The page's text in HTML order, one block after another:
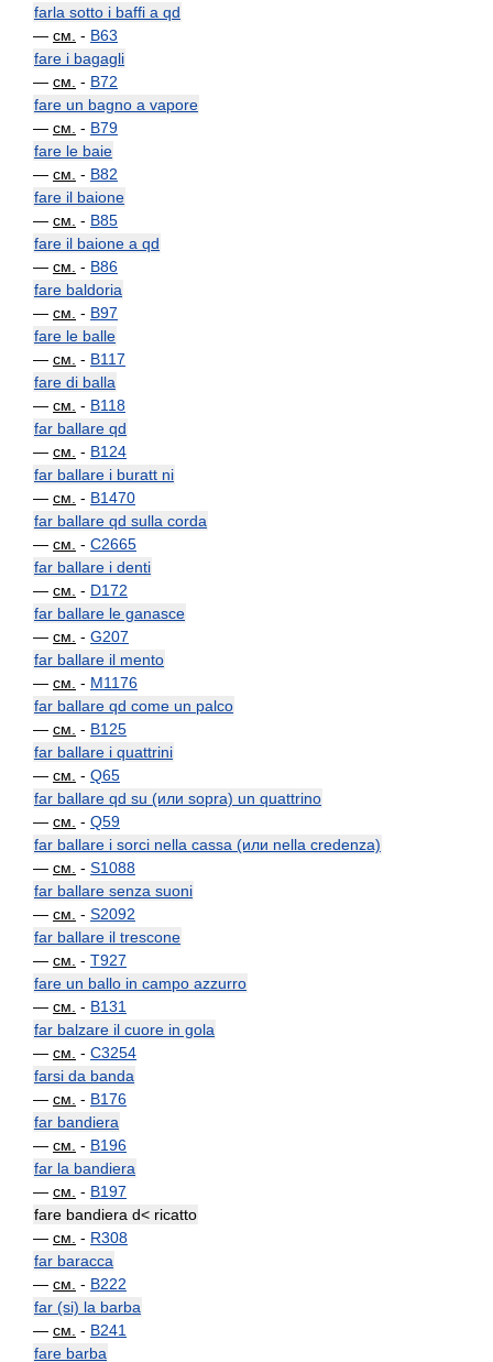
farla sotto i baffi a qd
— см. - B63
fare i bagagli
— см. - B72
fare un bagno a vapore
— см. - B79
fare le baie
— см. - B82
fare il baione
— см. - B85
fare il baione a qd
— см. - B86
fare baldoria
— см. - B97
fare le balle
— см. - B117
fare di balla
— см. - B118
far ballare qd
— см. - B124
far ballare i buratt ni
— см. - B1470
far ballare qd sulla corda
— см. - C2665
far ballare i denti
— см. - D172
far ballare le ganasce
— см. - G207
far ballare il mento
— см. - M1176
far ballare qd come un palco
— см. - B125
far ballare i quattrini
— см. - Q65
far ballare qd su (или sopra) un quattrino
— см. - Q59
far ballare i sorci nella cassa (или nella credenza)
— см. - S1088
far ballare senza suoni
— см. - S2092
far ballare il trescone
— см. - T927
fare un ballo in campo azzurro
— см. - B131
far balzare il cuore in gola
— см. - C3254
farsi da banda
— см. - B176
far bandiera
— см. - B196
far la bandiera
— см. - B197
fare bandiera d< ricatto
— см. - R308
far baracca
— см. - B222
far (si) la barba
— см. - B241
fare barba